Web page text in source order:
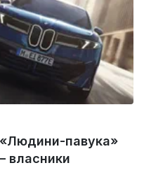
павука»
власники